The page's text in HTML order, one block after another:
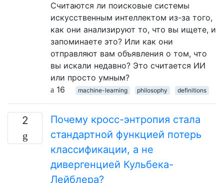
Считаются ли поисковые системы
искусственным интеллектом из-за того,
как они анализируют то, что вы ищете, и
запоминаете это? Или как они
отправляют вам объявления о том, что
вы искали недавно? Это считается ИИ
или просто умным?
16
machine-learning philosophy definitions
2
Почему кросс-энтропия стала
стандартной функцией потерь
классификации, а не
дивергенцией Кульбека-
Лейблера?